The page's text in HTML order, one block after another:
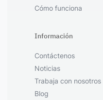
Cómo funciona
Información
Contáctenos
Noticias
Trabaja con nosotros
Blog